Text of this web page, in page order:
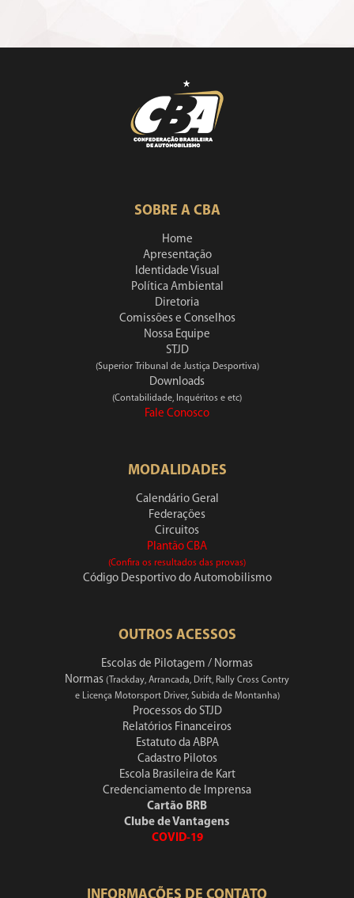
SOBRE A CBA
Home
Apresentação
Identidade Visual
Política Ambiental
Diretoria
Comissões e Conselhos
Nossa Equipe
STJD
(Superior Tribunal de Justiça Desportiva)
Downloads
(Contabilidade, Inquéritos e etc)
Fale Conosco
MODALIDADES
Calendário Geral
Federações
Circuitos
Plantão CBA
(Confira os resultados das provas)
Código Desportivo do Automobilismo
OUTROS ACESSOS
Escolas de Pilotagem / Normas
Normas (Trackday, Arrancada, Drift, Rally Cross Contry
e Licença Motorsport Driver, Subida de Montanha)
Processos do STJD
Relatórios Financeiros
Estatuto da ABPA
Cadastro Pilotos
Escola Brasileira de Kart
Credenciamento de Imprensa
Cartão BRB
Clube de Vantagens
COVID-19